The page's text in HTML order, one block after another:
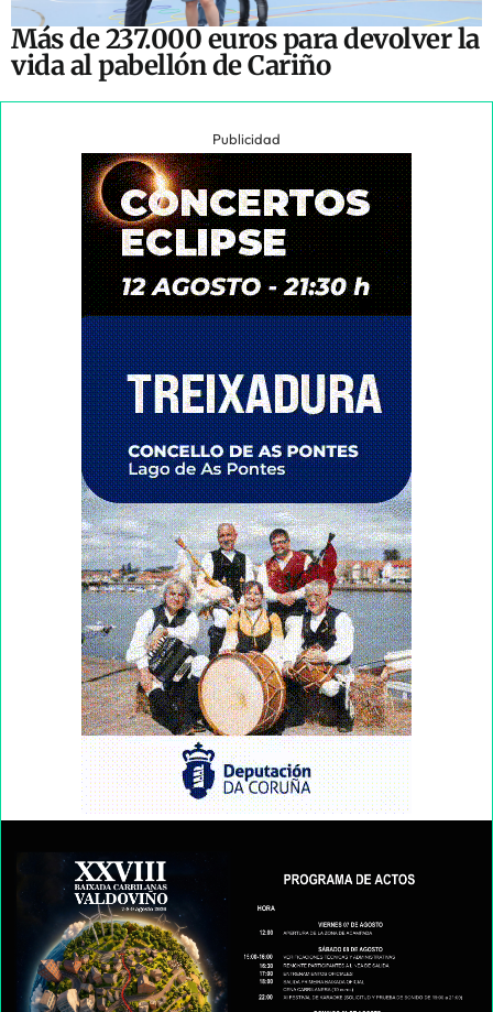
Más de 237.000 euros para devolver la
vida al pabellón de Cariño
Publicidad